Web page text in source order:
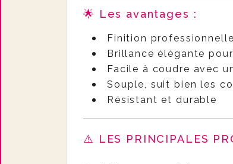
🌟 Les avantages :
Finition
Brillance élégante
Facile à coudre avec
Souple, suit bien les
Résistant et durable
⚠️ LES PRINCIPALES